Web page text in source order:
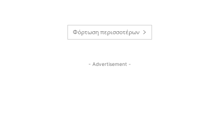
Φόρτωση περισσοτέρων
- Advertisement -